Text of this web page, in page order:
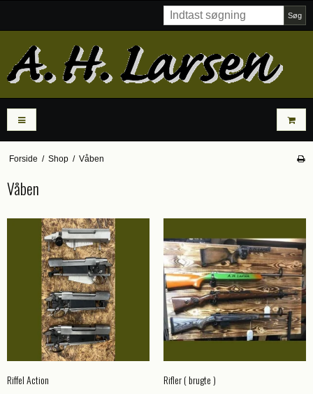
Søg
Forside / Shop / Våben
Våben
Riffel Action Rifler ( brugte )